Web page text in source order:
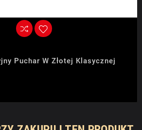
Puchar W Złotej Klasycznej